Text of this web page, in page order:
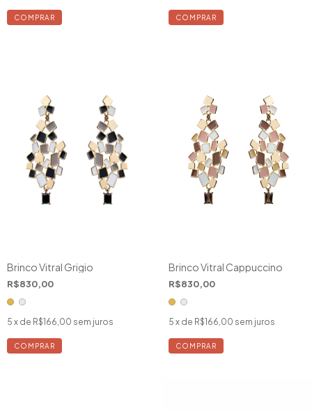
COMPRAR COMPRAR
Brinco Vitral Grigio
R$830,00
5 x de R$166,00 sem juros
COMPRAR
Brinco Vitral Cappuccino
R$830,00
5 x de R$166,00 sem juros
COMPRAR